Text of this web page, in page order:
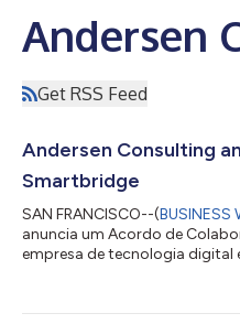
Andersen
Get RSS Feed
Andersen Consulting
Smartbridge
SAN FRANCISCO--(BUSINESS
anuncia um Acordo de
empresa de tecnologia digital
ajuda organizações a